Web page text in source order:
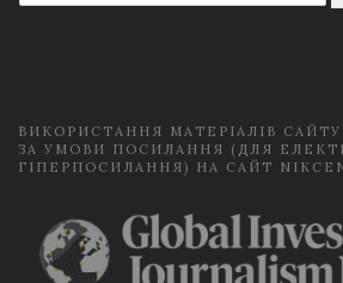
a
ВИКОРИСТАННЯ МАТЕРІАЛІВ
ЗА УМОВИ ПОСИЛАННЯ (ДЛЯ
ГІПЕРПОСИЛАННЯ) НА САЙТ